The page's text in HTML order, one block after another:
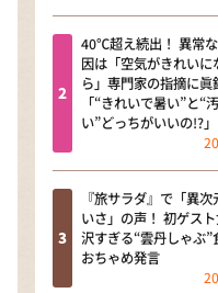
40℃超え続出！ 異常
因は「空気がきれいに
ら」専門家の指摘に眞
「“きれいで暑い”と“
い”どっちがいいの!?」
『旅サラダ』で「異
いさ」の声！ 初ゲス
沢すぎる“雲丹しゃぶ”
おちゃめ発言